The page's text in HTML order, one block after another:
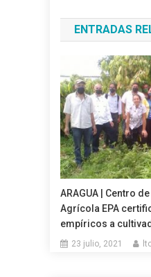
de
entradas
ENTRADAS
ARAGUA | Centro
Agrícola EPA
empíricos a
23 julio, 2021